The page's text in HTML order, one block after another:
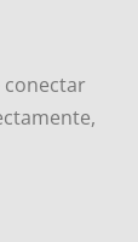
conectar